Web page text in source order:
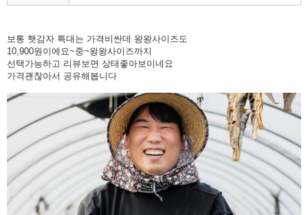
보통 햇감자 특대는 가격비싼데 왕왕사이즈도
10,900원이에요~중~왕왕사이즈까지
선택가능하고 리뷰보면 상태좋아보이네요
가격괜찮아서 공유해봅니다